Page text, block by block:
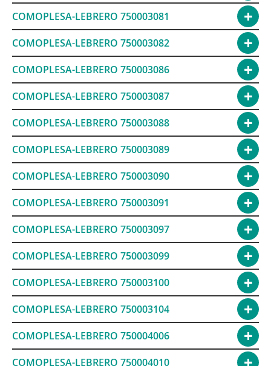
COMOPLESA-LEBRERO 750003081
COMOPLESA-LEBRERO 750003082
COMOPLESA-LEBRERO 750003086
COMOPLESA-LEBRERO 750003087
COMOPLESA-LEBRERO 750003088
COMOPLESA-LEBRERO 750003089
COMOPLESA-LEBRERO 750003090
COMOPLESA-LEBRERO 750003091
COMOPLESA-LEBRERO 750003097
COMOPLESA-LEBRERO 750003099
COMOPLESA-LEBRERO 750003100
COMOPLESA-LEBRERO 750003104
COMOPLESA-LEBRERO 750004006
COMOPLESA-LEBRERO 750004010